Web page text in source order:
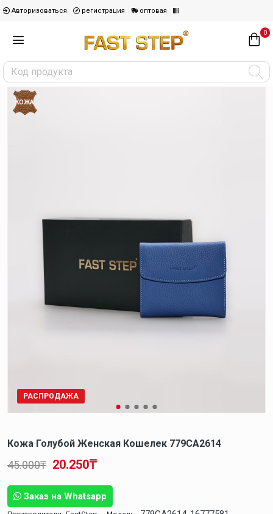
Авторизоваться регистрация оптовая
0
КОЖА
РАСПРОДАЖА
Кожа Голубой Женская Кошелек 779CA2614
Заказ на Whatsapp
20.250₸
45.000₸